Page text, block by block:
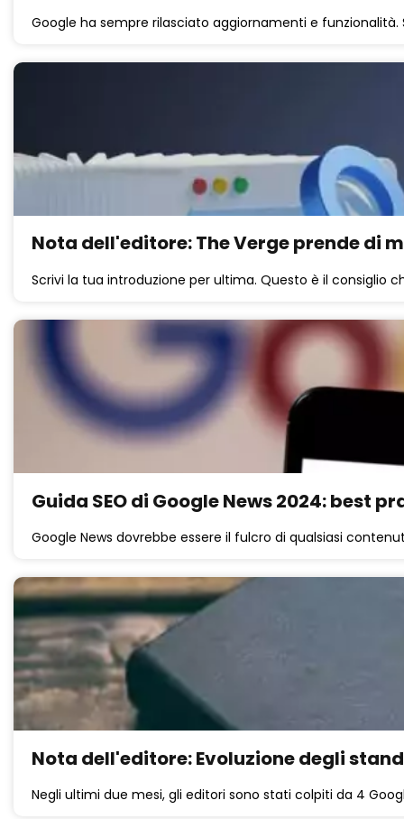
Google ha sempre rilasciato aggiornamenti e funzionalità.
Nota dell'editore: The Verge prende di
Scrivi la tua introduzione per ultima. Questo è il consiglio
Guida SEO di Google News 2024: best
Google News dovrebbe essere il fulcro di qualsiasi
Nota dell'editore: Evoluzione degli
Negli ultimi due mesi, gli editori sono stati colpiti da 4